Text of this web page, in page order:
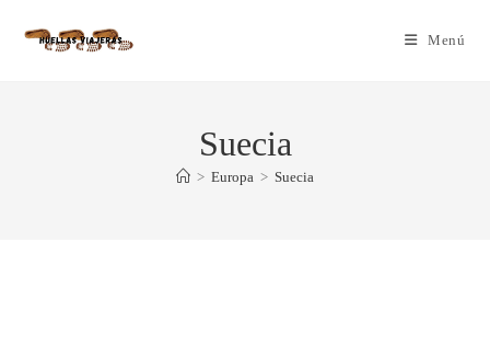
Menú
Suecia
> Europa > Suecia